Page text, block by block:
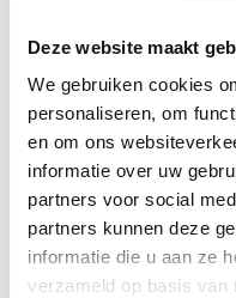
Deze website maakt
We gebruiken cookies
personaliseren, om
en om ons
informatie over uw
partners voor social
partners kunnen deze
informatie die u aan ze
verzameld op basis van